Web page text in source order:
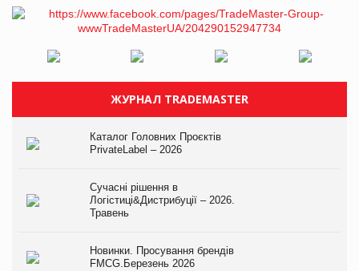
ЖУРНАЛ TRADEMASTER
Каталог Головних Проєктів
PrivateLabel – 2026
Сучасні рішення в
Логістиці&Дистрибуції – 2026.
Травень
Новинки. Просування брендів
FMCG.Березень 2026